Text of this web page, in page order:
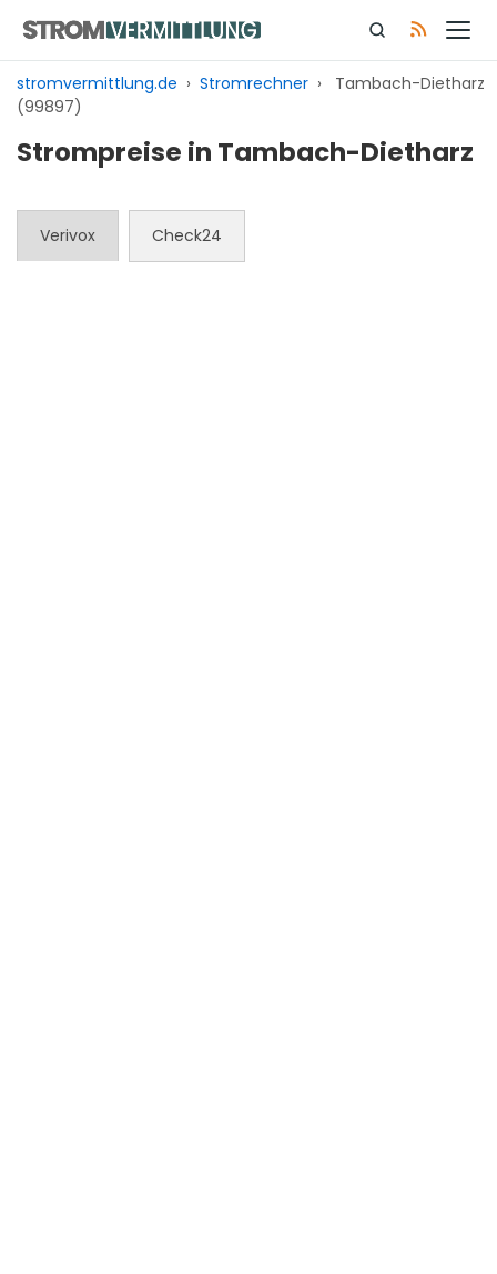
Inhalt
springen
stromvermittlung.de › Stromrechner ›
Tambach-Dietharz
(99897)
Strompreise in Tambach-Dietharz
Verivox Check24